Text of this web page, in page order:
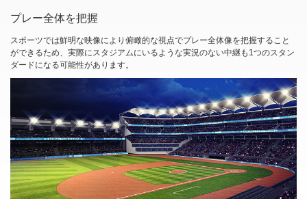
プレー全体を把握
スポーツでは鮮明な映像により俯瞰的な視点でプレー全体像を把握すること
ができるため、実際にスタジアムにいるような実況のない中継も1つのスタン
ダードになる可能性があります。